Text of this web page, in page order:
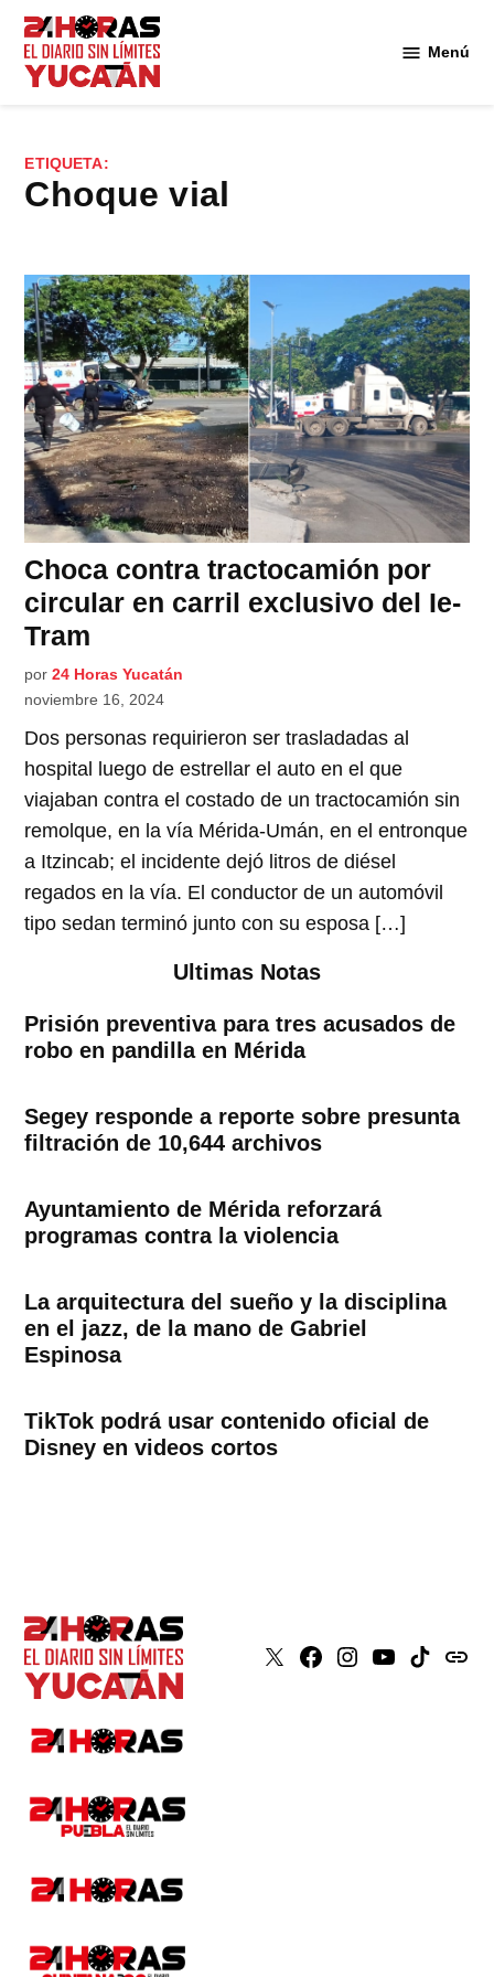
Saltar
contenido
Menú
ETIQUETA:
Choque vial
Choca contra tractocamión por
circular en carril exclusivo del Ie-
Tram
por 24 Horas Yucatán
noviembre 16, 2024
Dos personas requirieron ser trasladadas al
hospital luego de estrellar el auto en el que
viajaban contra el costado de un tractocamión sin
remolque, en la vía Mérida-Umán, en el entronque
a Itzincab; el incidente dejó litros de diésel
regados en la vía. El conductor de un automóvil
tipo sedan terminó junto con su esposa […]
Ultimas Notas
Prisión preventiva para tres acusados de
robo en pandilla en Mérida
Segey responde a reporte sobre presunta
filtración de 10,644 archivos
Ayuntamiento de Mérida reforzará
programas contra la violencia
La arquitectura del sueño y la disciplina
en el jazz, de la mano de Gabriel
Espinosa
TikTok podrá usar contenido oficial de
Disney en videos cortos
X Faceboook
Instagram
YoutubeTiktokissuu